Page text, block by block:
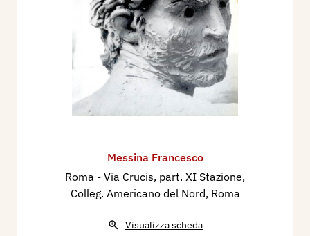
Messina Francesco
Roma - Via Crucis, part. XI Stazione,
Colleg. Americano del Nord, Roma
Visualizza scheda